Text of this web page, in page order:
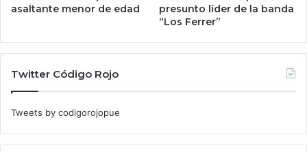
asaltante menor de edad
presunto líder de la banda
“Los Ferrer”
Twitter Código Rojo
Tweets by codigorojopue